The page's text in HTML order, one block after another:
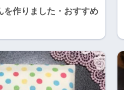
を作りました・おすすめ